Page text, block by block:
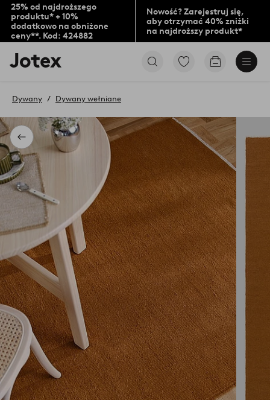
25% od najdroższego
produktu* + 10%
dodatkowo na obniżone
ceny**. Kod: 424882
Nowość? Zarejestruj się,
aby otrzymać 40% zniżki
na najdroższy produkt*
Logo
Jotex
na
stronę
PrzejdźPrzejdź
Powrót
Dywany Dywany wełniane